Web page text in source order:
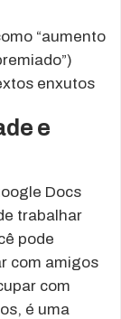
“aumento
enxutos
e
Docs
trabalhar
pode
com amigos
com
é uma